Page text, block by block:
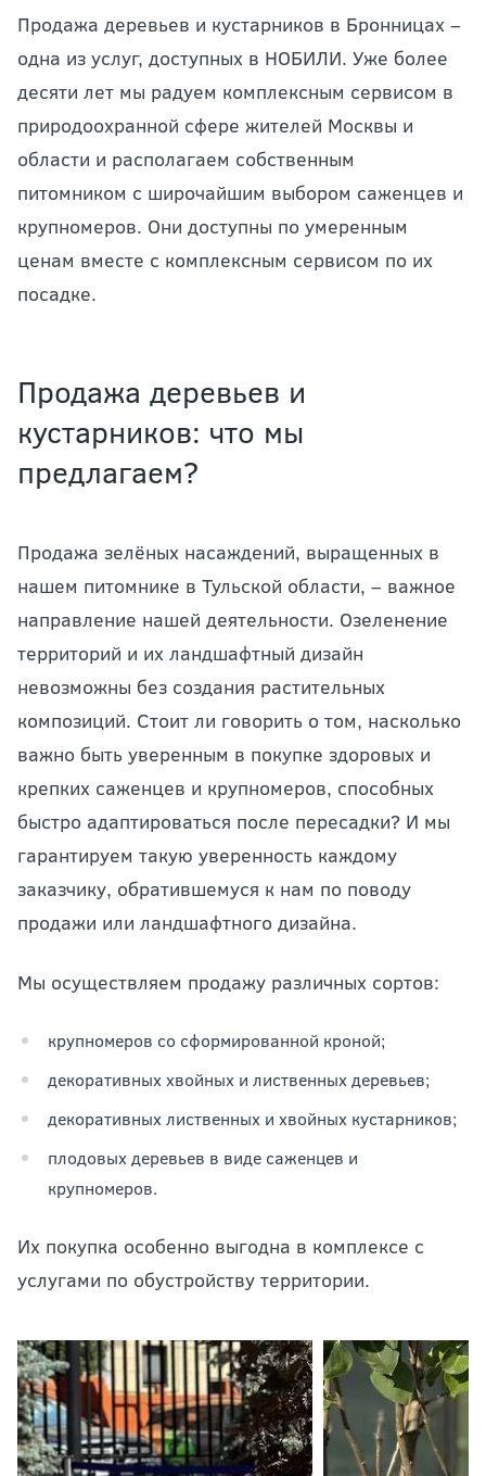
Продажа деревьев и кустарников в Бронницах –
одна из услуг, доступных в НОБИЛИ. Уже более
десяти лет мы радуем комплексным сервисом в
природоохранной сфере жителей Москвы и
области и располагаем собственным
питомником с широчайшим выбором саженцев и
крупномеров. Они доступны по умеренным
ценам вместе с комплексным сервисом по их
посадке.
Продажа деревьев и
кустарников: что мы
предлагаем?
Продажа зелёных насаждений, выращенных в
нашем питомнике в Тульской области, – важное
направление нашей деятельности. Озеленение
территорий и их ландшафтный дизайн
невозможны без создания растительных
композиций. Стоит ли говорить о том, насколько
важно быть уверенным в покупке здоровых и
крепких саженцев и крупномеров, способных
быстро адаптироваться после пересадки? И мы
гарантируем такую уверенность каждому
заказчику, обратившемуся к нам по поводу
продажи или ландшафтного дизайна.
Мы осуществляем продажу различных сортов:
крупномеров со сформированной кроной;
декоративных хвойных и лиственных деревьев;
декоративных лиственных и хвойных кустарников;
плодовых деревьев в виде саженцев и
крупномеров.
Их покупка особенно выгодна в комплексе с
услугами по обустройству территории.